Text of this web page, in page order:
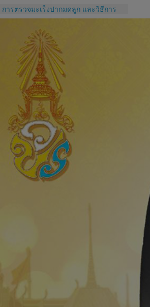
การตรวจมะเร็งปากมดลูก และวิธีการ
ใช้โปรแกรม colpo IT Pro
แบบประเมินทักษะปฏิบัติการซักประวัติ
และการตรวจครรภ์
โรคไม่ติดต่อเรื้อรังกับสุขภาช่องปาก
และแนวทางปฏิบัติทางคลินิกสำหรับผู้
ป่วยทันตกรรม
Competency หัวใจของการบริหารของ
บุคลากรโรงพยาบาล
การปราศจากเชื้อด้วยเครื่องนึ่งฆ่าเชื้อ
จุลินทรีย์